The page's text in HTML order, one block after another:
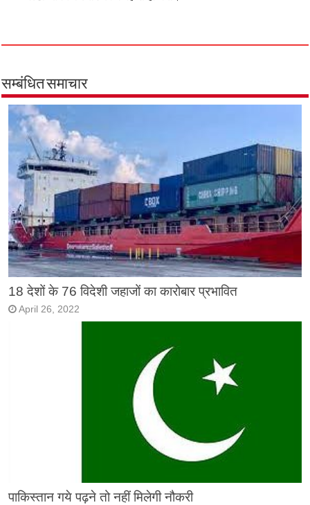
सम्बंधित समाचार
18 देशों के 76 विदेशी जहाजों का कारोबार प्रभावित
April 26, 2022
पाकिस्तान गये पढ़ने तो नहीं मिलेगी नौकरी